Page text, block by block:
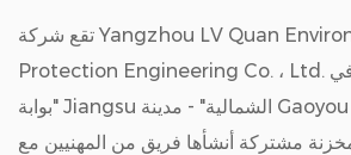
تقع شركة Yangzhou LV Quan Environmental
Protection Engineering Co. ، Ltd. في موقع استراتيجي في
"بوابة Jiangsu الشمالية" - مدينة Gaoyou ، مقاطعة يانغتشو.
مشتركة أنشأها فريق من المهنيين مع